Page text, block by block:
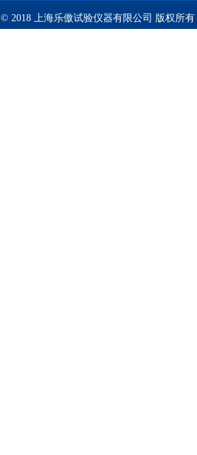
© 2018 上海乐傲试验仪器有限公司 版权所